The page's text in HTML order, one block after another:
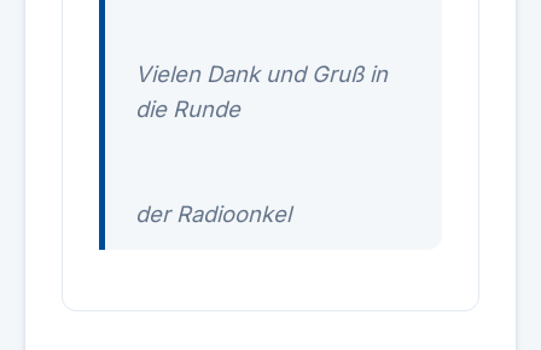
Vielen Dank und Gruß in
die Runde
der Radioonkel